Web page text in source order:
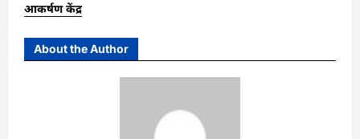
आकर्षण केंद्र
About the Author